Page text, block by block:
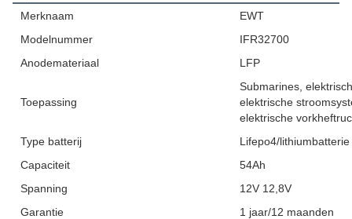
Merknaam
EWT
Modelnummer
IFR32700
Anodemateriaal
LFP
Toepassing
Submarines,
elektrische
elektrische
Type batterij
Lifepo4/lithiumbatterie
Capaciteit
54Ah
Spanning
12V 12,8V
Garantie
1 jaar/12 maanden